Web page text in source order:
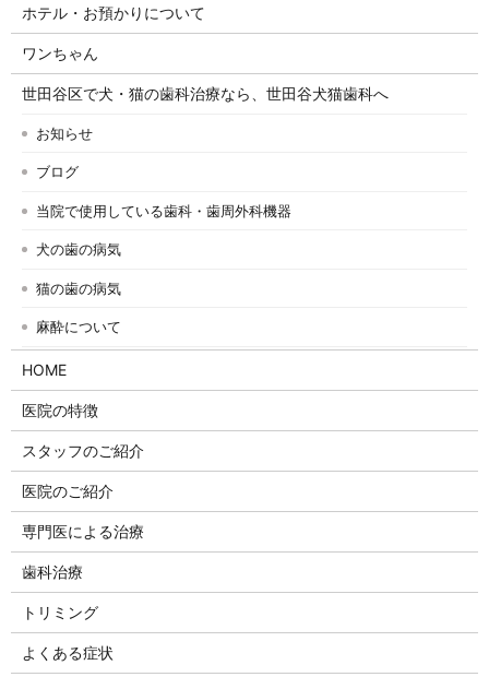
ホテル・お預かりについて
ワンちゃん
世田谷区で犬・猫の歯科治療なら、世田谷犬猫歯科へ
お知らせ
ブログ
当院で使用している歯科・歯周外科機器
犬の歯の病気
猫の歯の病気
麻酔について
HOME
医院の特徴
スタッフのご紹介
医院のご紹介
専門医による治療
歯科治療
トリミング
よくある症状